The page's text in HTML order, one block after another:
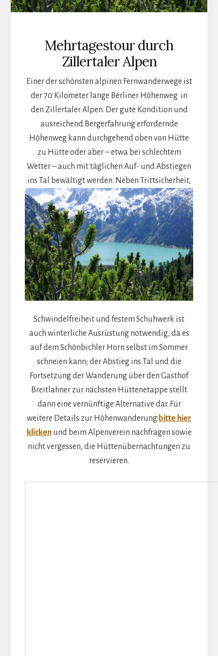
Mehrtagestour durch
Zillertaler Alpen
Einer der schönsten alpinen Fernwanderwege ist
der 70 Kilometer lange Berliner Höhenweg in
den Zillertaler Alpen. Der gute Kondition und
ausreichend Bergerfahrung erfordernde
Höhenweg kann durchgehend oben von Hütte
zu Hütte oder aber – etwa bei schlechtem
Wetter – auch mit täglichen Auf- und Abstiegen
ins Tal bewältigt werden. Neben Trittsicherheit,
Schwindelfreiheit und festem Schuhwerk ist
auch winterliche Ausrüstung notwendig, da es
auf dem Schönbichler Horn selbst im Sommer
schneien kann; der Abstieg ins Tal und die
Fortsetzung der Wanderung über den Gasthof
Breitlahner zur nächsten Hüttenetappe stellt
dann eine vernünftige Alternative dar. Für
weitere Details zur Höhenwanderung bitte hier
klickenund beim Alpenverein nachfragen sowie
nicht vergessen, die Hüttenübernachtungen zu
reservieren.